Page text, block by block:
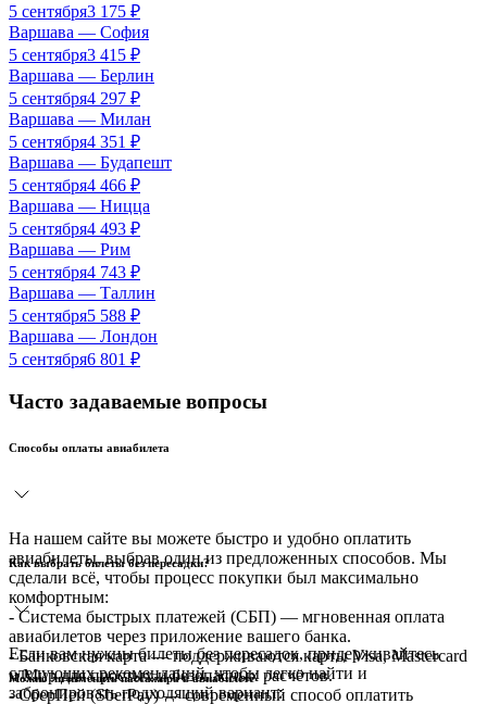
5 сентября3 175 ₽
Варшава — София
5 сентября3 415 ₽
Варшава — Берлин
5 сентября4 297 ₽
Варшава — Милан
5 сентября4 351 ₽
Варшава — Будапешт
5 сентября4 466 ₽
Варшава — Ницца
5 сентября4 493 ₽
Варшава — Рим
5 сентября4 743 ₽
Варшава — Таллин
5 сентября5 588 ₽
Варшава — Лондон
5 сентября6 801 ₽
Часто задаваемые вопросы
Способы оплаты авиабилета
На нашем сайте вы можете быстро и удобно оплатить
авиабилеты, выбрав один из предложенных способов. Мы
сделали всё, чтобы процесс покупки был максимально
комфортным:
- Система быстрых платежей (СБП) — мгновенная оплата
авиабилетов через приложение вашего банка.
- Банковская карта — поддерживаются карты Visa, Mastercard
и Мир для простых и безопасных расчётов.
- СберПей (SberPay) — современный способ оплатить
Как выбрать билеты без пересадки?
Если вам нужны билеты без пересадок, придерживайтесь
следующих рекомендаций, чтобы легко найти и
забронировать подходящий вариант:
Можно ли изменить пассажира в авиабилете